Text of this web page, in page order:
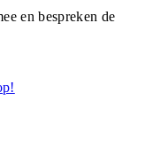
en bespreken de